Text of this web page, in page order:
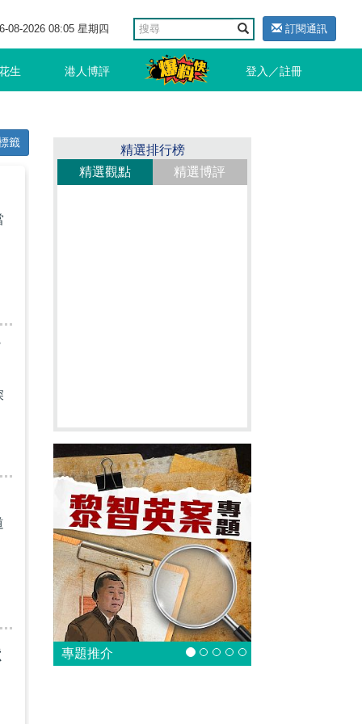
08-2026 08:05 星期四 訂閱通訊
生 港人博評 登入／註冊
籤
精選排行榜
精選觀點
精選博評
專題推介